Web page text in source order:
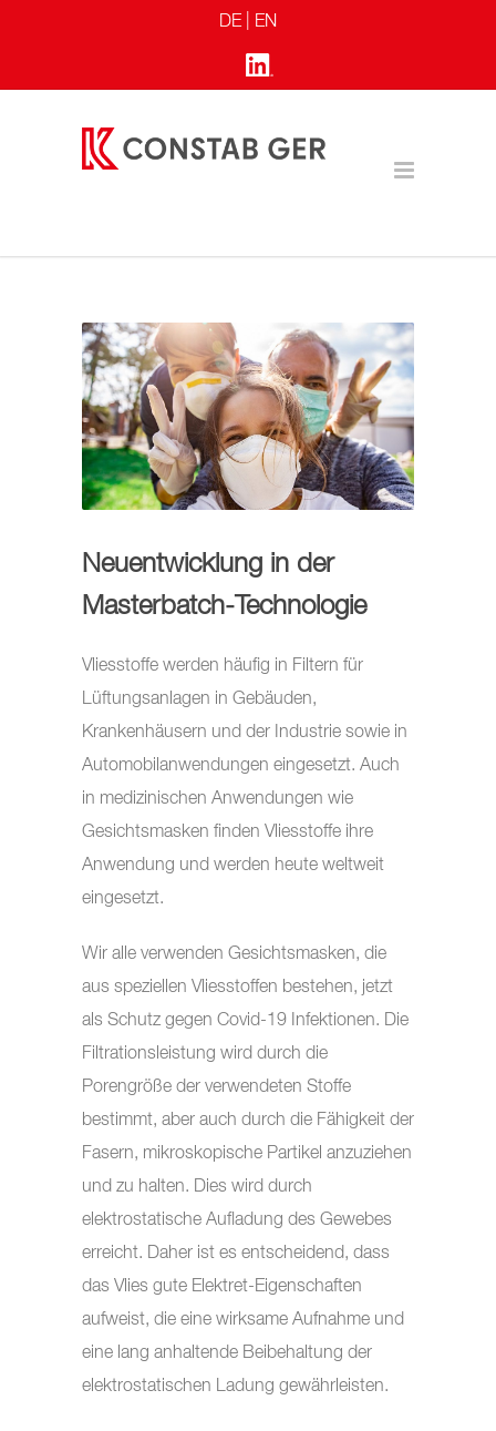
DE | EN
Neuentwicklung in der
Masterbatch-Technologie
Vliesstoffe werden häufig in Filtern für
Lüftungsanlagen in Gebäuden,
Krankenhäusern und der Industrie sowie in
Automobilanwendungen eingesetzt. Auch
in medizinischen Anwendungen wie
Gesichtsmasken finden Vliesstoffe ihre
Anwendung und werden heute weltweit
eingesetzt.
Wir alle verwenden Gesichtsmasken, die
aus speziellen Vliesstoffen bestehen, jetzt
als Schutz gegen Covid-19 Infektionen. Die
Filtrationsleistung wird durch die
Porengröße der verwendeten Stoffe
bestimmt, aber auch durch die Fähigkeit der
Fasern, mikroskopische Partikel anzuziehen
und zu halten. Dies wird durch
elektrostatische Aufladung des Gewebes
erreicht. Daher ist es entscheidend, dass
das Vlies gute Elektret-Eigenschaften
aufweist, die eine wirksame Aufnahme und
eine lang anhaltende Beibehaltung der
elektrostatischen Ladung gewährleisten.